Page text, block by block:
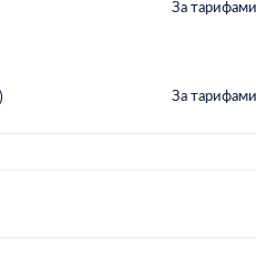
За тарифами
За тарифами